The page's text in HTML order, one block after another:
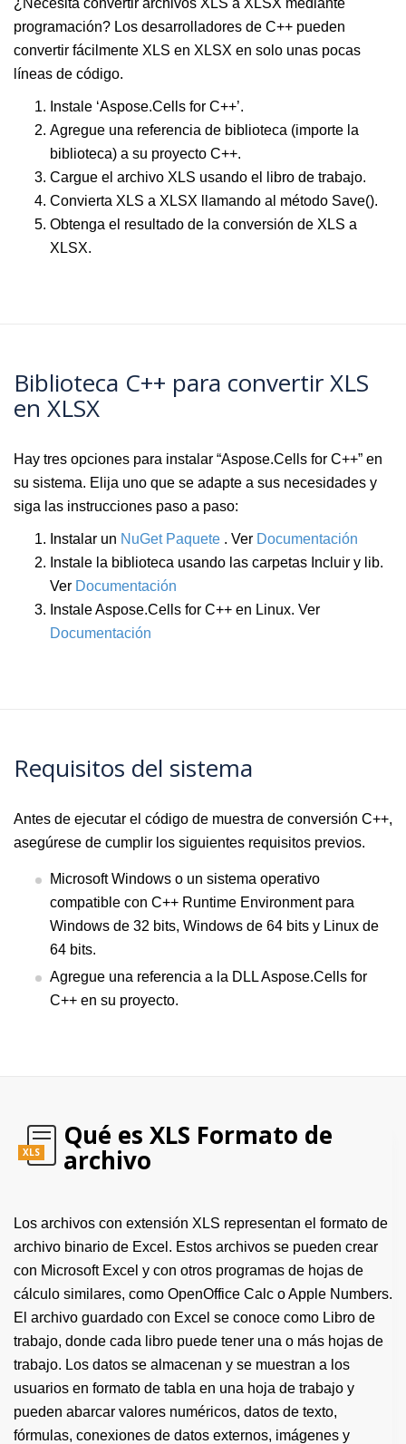
programación? Los desarrolladores de C++ pueden
convertir fácilmente XLS en XLSX en solo unas pocas
líneas de código.
Instale ‘Aspose.Cells for C++’.
Agregue una referencia de biblioteca (importe la
biblioteca) a su proyecto C++.
Cargue el archivo XLS usando el libro de trabajo.
Convierta XLS a XLSX llamando al método Save().
Obtenga el resultado de la conversión de XLS a
XLSX.
Biblioteca C++ para convertir XLS
en XLSX
Hay tres opciones para instalar “Aspose.Cells for C++” en
su sistema. Elija uno que se adapte a sus necesidades y
siga las instrucciones paso a paso:
Instalar un NuGet Paquete . Ver Documentación
Instale la biblioteca usando las carpetas Incluir y lib.
Ver Documentación
Instale Aspose.Cells for C++ en Linux. Ver
Documentación
Requisitos del sistema
Antes de ejecutar el código de muestra de conversión C++,
asegúrese de cumplir los siguientes requisitos previos.
Microsoft Windows o un sistema operativo
compatible con C++ Runtime Environment para
Windows de 32 bits, Windows de 64 bits y Linux de
64 bits.
Agregue una referencia a la DLL Aspose.Cells for
C++ en su proyecto.
XLS
Qué es XLS Formato de
archivo
Los archivos con extensión XLS representan el formato de
archivo binario de Excel. Estos archivos se pueden crear
con Microsoft Excel y con otros programas de hojas de
cálculo similares, como OpenOffice Calc o Apple Numbers.
El archivo guardado con Excel se conoce como Libro de
trabajo, donde cada libro puede tener una o más hojas de
trabajo. Los datos se almacenan y se muestran a los
usuarios en formato de tabla en una hoja de trabajo y
pueden abarcar valores numéricos, datos de texto,
fórmulas, conexiones de datos externos, imágenes y